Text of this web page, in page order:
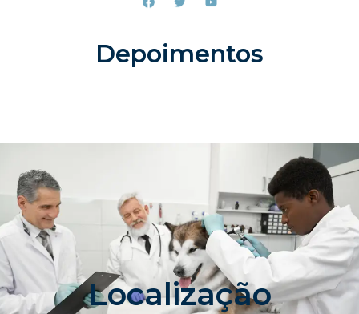
Depoimentos
Localização